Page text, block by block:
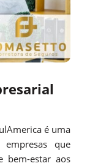
é uma
que
bem-estar aos